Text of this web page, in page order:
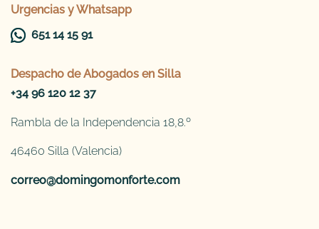
Urgencias y Whatsapp
651 14 15 91
Despacho de Abogados en Silla
+34 96 120 12 37
Rambla de la Independencia 18,8.º
46460 Silla (Valencia)
correo@domingomonforte.com